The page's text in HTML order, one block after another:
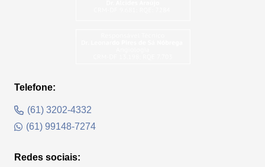
Telefone:
(61) 3202-4332
(61) 99148-7274
Redes sociais: